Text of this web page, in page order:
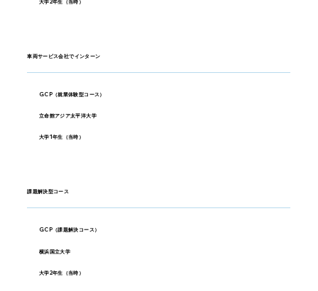
車両サービス会社でインターン
GCP（就業体験型コース）
立命館アジア太平洋大学
大学1年生（当時）
課題解決型コース
GCP（課題解決コース）
横浜国立大学
大学2年生（当時）